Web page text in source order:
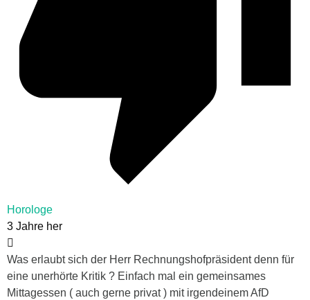
Horologe
3 Jahre her
Was erlaubt sich der Herr Rechnungshofpräsident denn für
eine unerhörte Kritik ? Einfach mal ein gemeinsames
Mittagessen ( auch gerne privat ) mit irgendeinem AfD